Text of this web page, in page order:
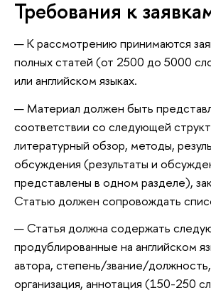
Требования к
К рассмотрению принимаются
полных статей (от 2500 до 5000
или английском языках.
Материал должен быть
соответствии со следующей
литературный обзор, методы,
обсуждения (результаты и
представлены в одном разделе),
Статью должен сопровождать
Статья должна содержать
продублированные на английском
автора, степень/звание/
организация, аннотация (150-250